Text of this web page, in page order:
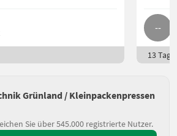
13
Grünland / Kleinpackenpressen
Sie über 545.000 registrierte Nutzer.